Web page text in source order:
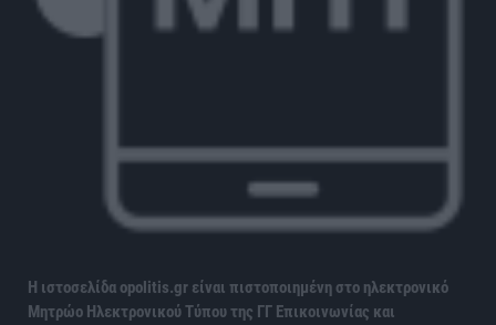
Η ιστοσελίδα opolitis.gr είναι πιστοποιημένη στο ηλεκτρονικό
Μητρώο Ηλεκτρονικού Τύπου της ΓΓ Επικοινωνίας και